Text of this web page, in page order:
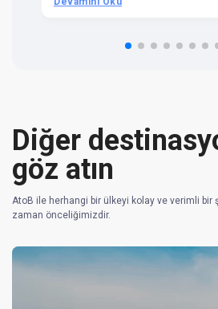
Diğer
göz atın
AtoB ile herhangi bir ülkeyi kolay ve verimli bir
zaman önceliğimizdir.